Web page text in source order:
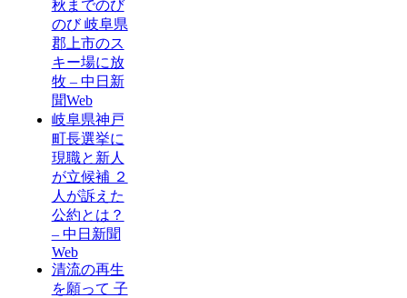
秋までのび
のび 岐阜県
郡上市のス
キー場に放
牧 – 中日新
聞Web
岐阜県神戸
町長選挙に
現職と新人
が立候補 ２
人が訴えた
公約とは？
– 中日新聞
Web
清流の再生
を願って 子